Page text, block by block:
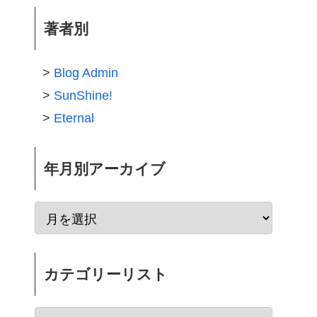
著者別
Blog Admin
SunShine!
Eternal
年月別アーカイブ
カテゴリーリスト